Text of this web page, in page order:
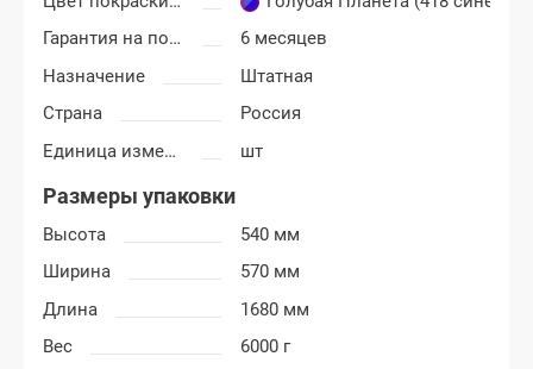
Гарантия на покраску
6 месяцев
Назначение
Штатная
Страна
Россия
Единица измерения
шт
Размеры упаковки
Высота
540 мм
Ширина
570 мм
Длина
1680 мм
Вес
6000 г